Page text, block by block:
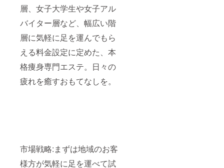
層、女子大学生や女子アル
バイター層など、幅広い階
層に気軽に足を運んでもら
える料金設定に定めた、本
格痩身専門エステ。日々の
疲れを癒すおもてなしを。
市場戦略:まずは地域のお客
様方が気軽に足を運べて試